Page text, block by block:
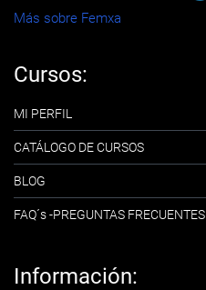
Más sobre Femxa
Cursos:
MI PERFIL
CATÁLOGO DE CURSOS
BLOG
FAQ´s -PREGUNTAS FRECUENTES
Información: